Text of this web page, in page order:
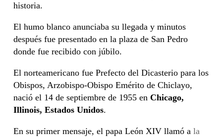
historia.
El humo blanco anunciaba su llegada y minutos
después fue presentado en la plaza de San Pedro
donde fue recibido con júbilo.
El norteamericano fue Prefecto del Dicasterio para los
Obispos, Arzobispo-Obispo Emérito de Chiclayo,
nació el 14 de septiembre de 1955 en Chicago,
Illinois, Estados Unidos.
En su primer mensaje, el papa León XIV llamó a la